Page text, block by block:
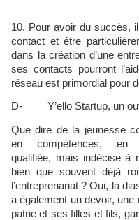
10. Pour avoir du succès,
contact et être
dans la création d’une
ses contacts pourront
réseau est primordial pour
D- Y’ello Startup, un
Que dire de la jeunesse
en compétences, en
qualifiée, mais indécise à
bien que souvent déjà
l’entreprenariat ? Oui, la
a également un devoir, une
patrie et ses filles et fils,